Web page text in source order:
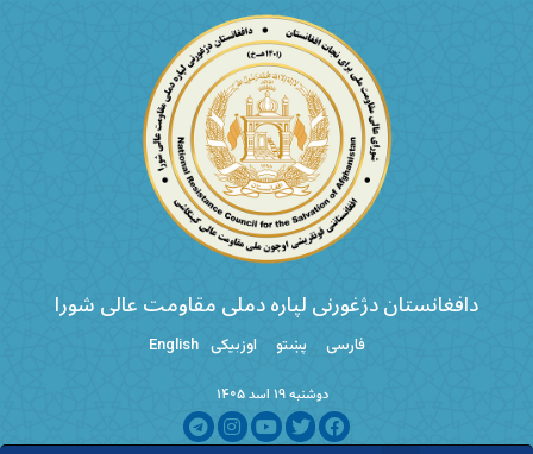
دافغانستان دژغورنی لپاره دملی مقاومت عالی شورا
فارسی پښتو اوزبیکی English
دوشنبه ۱۹ اسد ۱۴۰۵